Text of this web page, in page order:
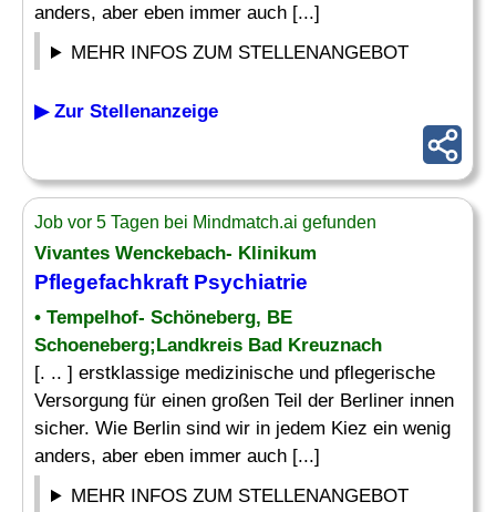
anders, aber eben immer auch [...]
MEHR INFOS ZUM STELLENANGEBOT
▶ Zur Stellenanzeige
Job vor 5 Tagen bei Mindmatch.ai gefunden
Vivantes Wenckebach- Klinikum
Pflegefachkraft Psychiatrie
• Tempelhof- Schöneberg, BE
Schoeneberg;Landkreis Bad Kreuznach
[. .. ] erstklassige medizinische und pflegerische
Versorgung für einen großen Teil der Berliner innen
sicher. Wie Berlin sind wir in jedem Kiez ein wenig
anders, aber eben immer auch [...]
MEHR INFOS ZUM STELLENANGEBOT